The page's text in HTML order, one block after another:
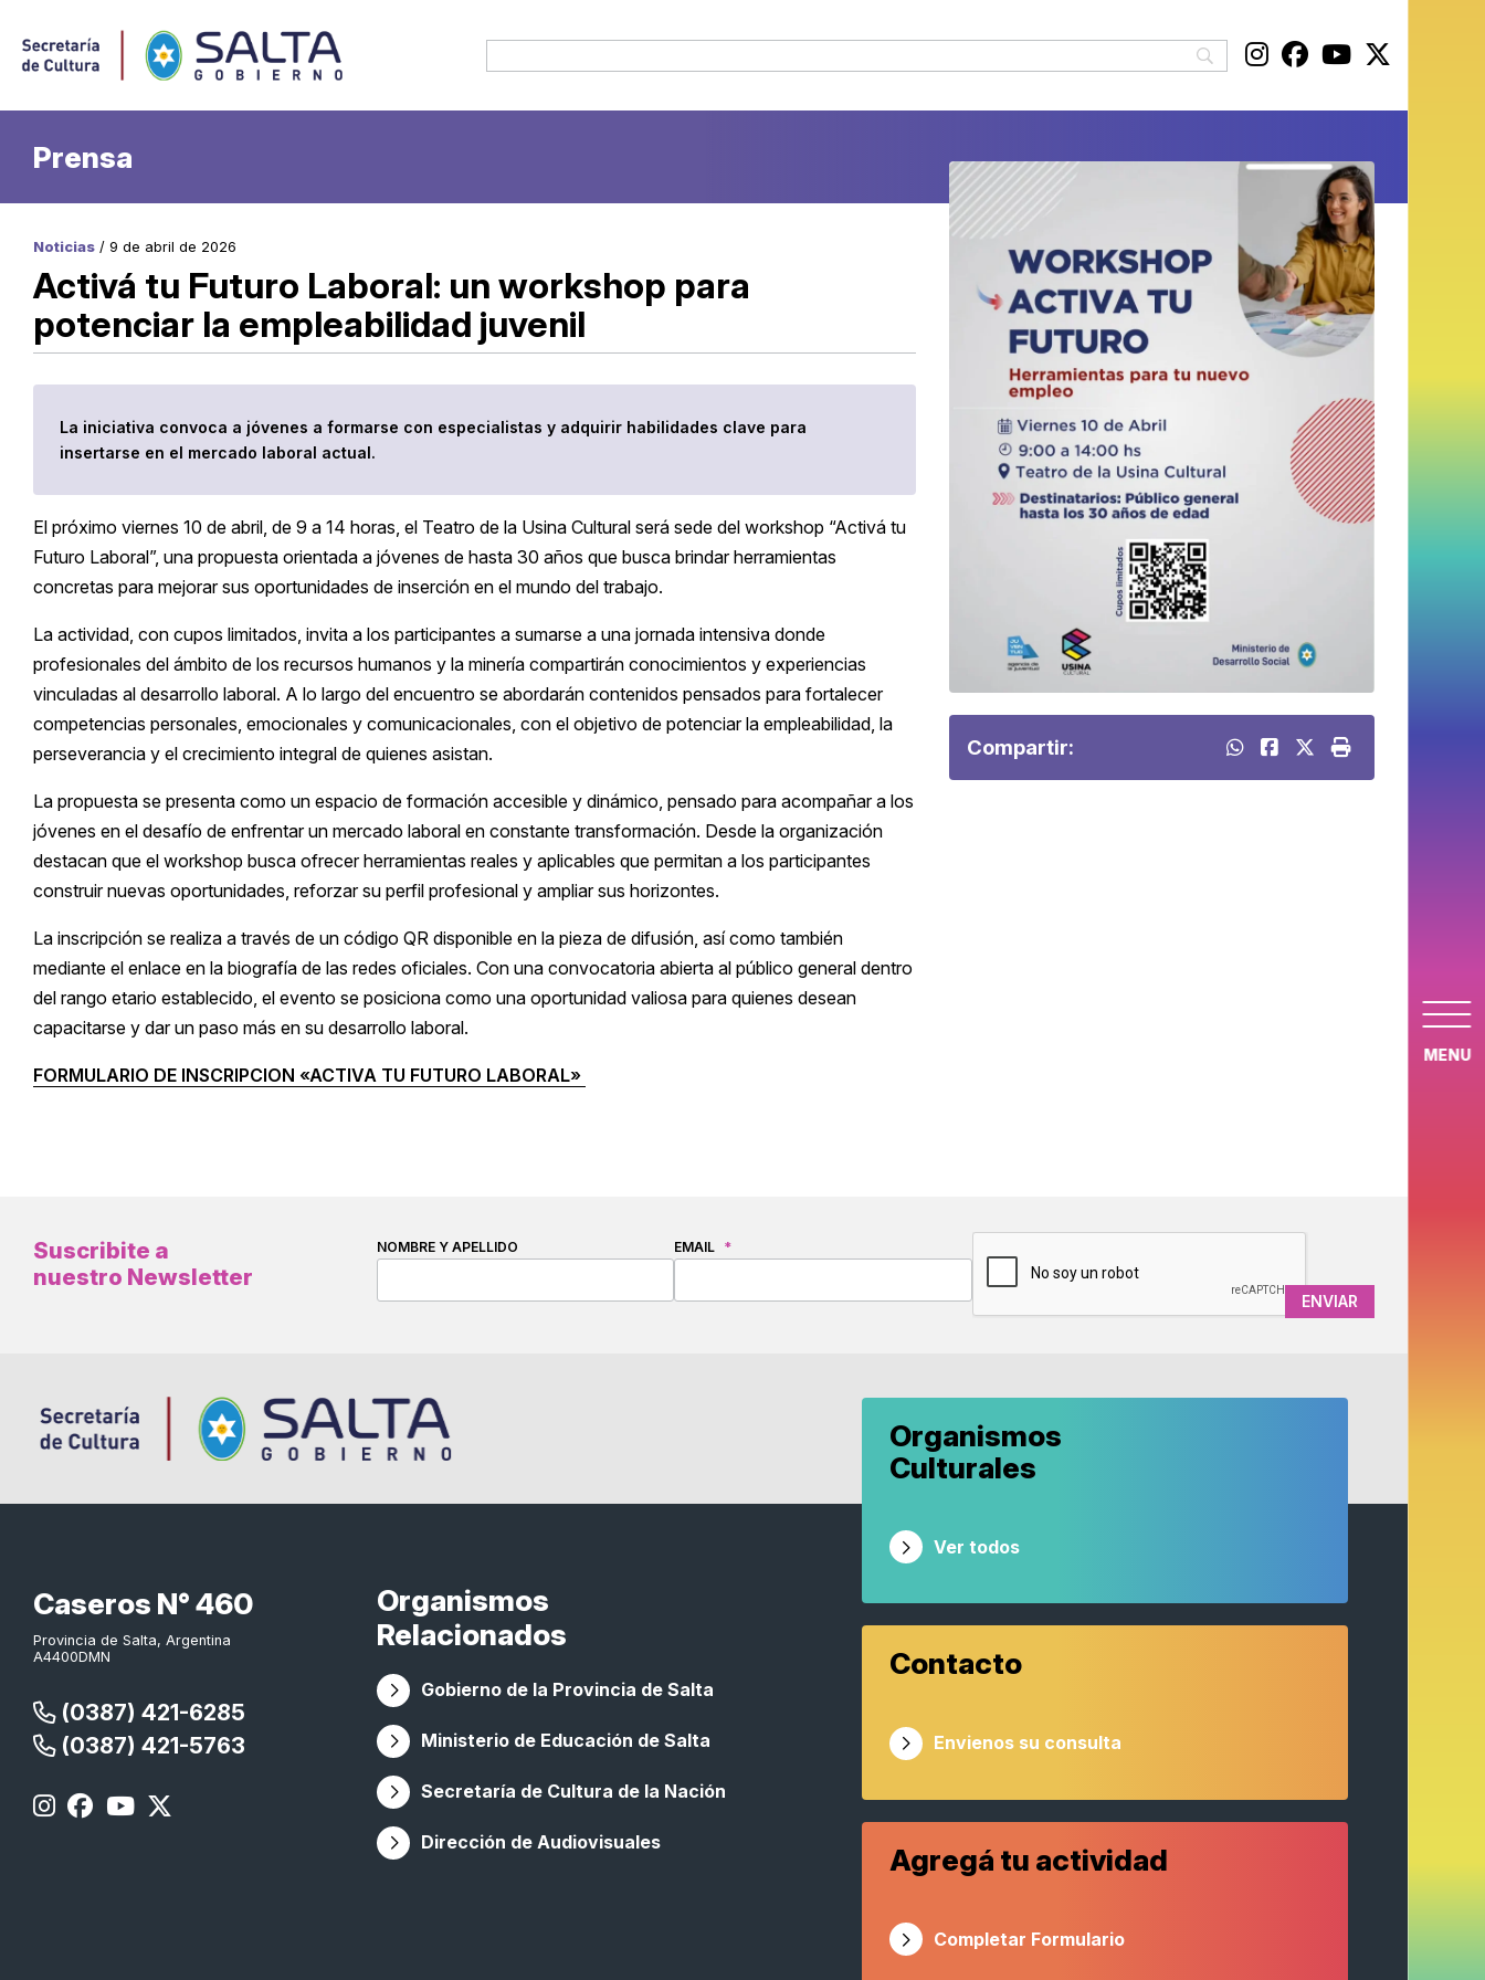
MENU
Prensa
Noticias / 9 de abril de 2026
Activá tu Futuro Laboral: un workshop para
potenciar la empleabilidad juvenil
La iniciativa convoca a jóvenes a formarse con especialistas y adquirir habilidades clave para
insertarse en el mercado laboral actual.
El próximo viernes 10 de abril, de 9 a 14 horas, el Teatro de la Usina Cultural será sede del workshop “Activá tu
Futuro Laboral”, una propuesta orientada a jóvenes de hasta 30 años que busca brindar herramientas
concretas para mejorar sus oportunidades de inserción en el mundo del trabajo.
La actividad, con cupos limitados, invita a los participantes a sumarse a una jornada intensiva donde
profesionales del ámbito de los recursos humanos y la minería compartirán conocimientos y experiencias
vinculadas al desarrollo laboral. A lo largo del encuentro se abordarán contenidos pensados para fortalecer
competencias personales, emocionales y comunicacionales, con el objetivo de potenciar la empleabilidad, la
perseverancia y el crecimiento integral de quienes asistan.
La propuesta se presenta como un espacio de formación accesible y dinámico, pensado para acompañar a los
jóvenes en el desafío de enfrentar un mercado laboral en constante transformación. Desde la organización
destacan que el workshop busca ofrecer herramientas reales y aplicables que permitan a los participantes
construir nuevas oportunidades, reforzar su perfil profesional y ampliar sus horizontes.
La inscripción se realiza a través de un código QR disponible en la pieza de difusión, así como también
mediante el enlace en la biografía de las redes oficiales. Con una convocatoria abierta al público general dentro
del rango etario establecido, el evento se posiciona como una oportunidad valiosa para quienes desean
capacitarse y dar un paso más en su desarrollo laboral.
FORMULARIO DE INSCRIPCION «ACTIVA TU FUTURO LABORAL»
Compartir:
Suscribite a
nuestro Newsletter
NOMBRE Y APELLIDO EMAIL *
Caseros N° 460
Provincia de Salta, Argentina
A4400DMN
(0387) 421-6285
(0387) 421-5763
Organismos
Relacionados
Gobierno de la Provincia de Salta
Ministerio de Educación de Salta
Secretaría de Cultura de la Nación
Dirección de Audiovisuales
Organismos
Culturales
Ver todos
Contacto
Envienos su consulta
Agregá tu actividad
Completar Formulario